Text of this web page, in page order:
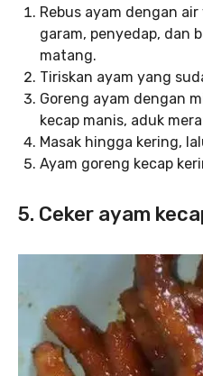
Rebus ayam dengan
garam, penyedap, dan
matang.
Tiriskan ayam yang
Goreng ayam dengan
kecap manis, aduk
Masak hingga kering,
Ayam goreng kecap
5. Ceker ayam